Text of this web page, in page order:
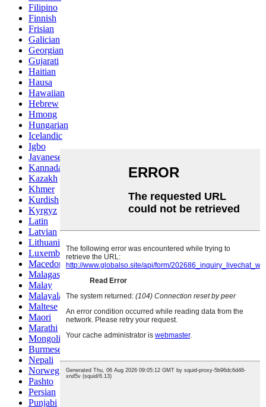
Filipino
Finnish
Frisian
Galician
Georgian
Gujarati
Haitian
Hausa
Hawaiian
Hebrew
Hmong
Hungarian
Icelandic
Igbo
Javanese
Kannada
Kazakh
Khmer
Kurdish
Kyrgyz
Latin
Latvian
Lithuanian
Luxembou..
Macedonian
Malagasy
Malay
Malayalam
Maltese
Maori
Marathi
Mongolian
Burmese
Nepali
Norwegian
Pashto
Persian
Punjabi